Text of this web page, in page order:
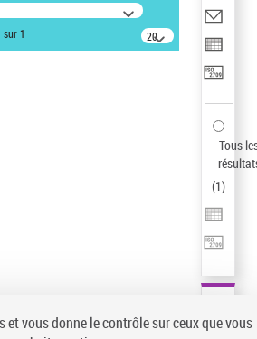
sur 1
20
résultats/page
Tous
(1)
et vous donne le contrôle sur ceux que vous